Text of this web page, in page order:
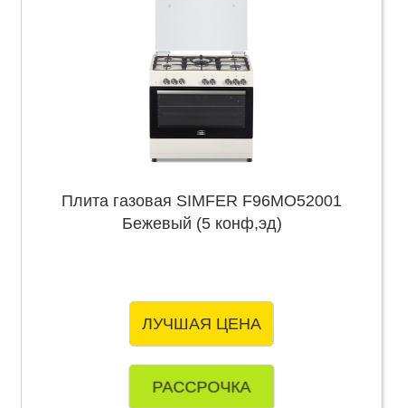
Плита газовая SIMFER F96MO52001
Бежевый (5 конф,эд)
ЛУЧШАЯ ЦЕНА
РАССРОЧКА